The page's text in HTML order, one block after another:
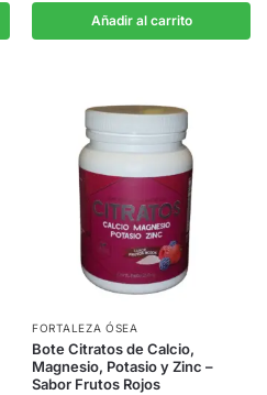
Añadir al carrito
FORTALEZA ÓSEA
Bote Citratos de Calcio,
Magnesio, Potasio y Zinc –
Sabor Frutos Rojos